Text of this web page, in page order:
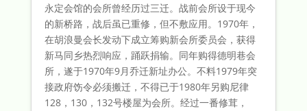
永定会馆的会所曾经历过三迁。战前会所设于现今
的新桥路，战后虽已重修，但不敷应用。1970年，
在胡浪曼会长发动下成立筹购新会所委员会，获得
新马同乡热烈响应，踊跃捐输。同年购得德明巷会
所，遂于1970年9月乔迁新址办公。不料1979年突
接政府饬令必须搬迁，不得已于1980年另购尼律
128，130，132号楼屋为会所。经过一番修茸，